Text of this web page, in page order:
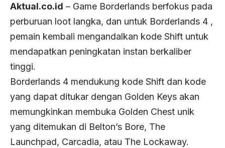
Aktual.co.id – Game Borderlands berfokus pada
perburuan loot langka, dan untuk Borderlands 4 ,
pemain kembali mengandalkan kode Shift untuk
mendapatkan peningkatan instan berkaliber
tinggi.
Borderlands 4 mendukung kode Shift dan kode
yang dapat ditukar dengan Golden Keys akan
memungkinkan membuka Golden Chest unik
yang ditemukan di Belton’s Bore, The
Launchpad, Carcadia, atau The Lockaway.